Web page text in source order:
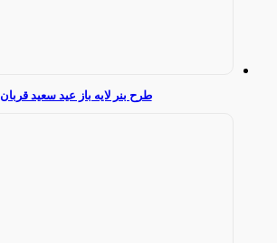
طرح بنر لایه باز عید سعید قربان